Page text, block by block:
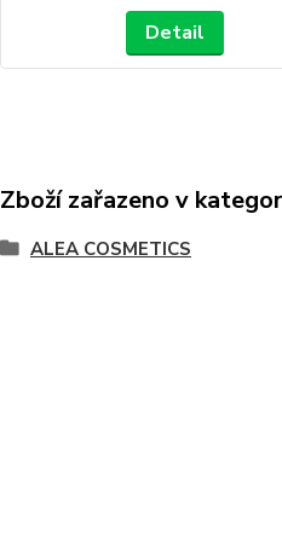
Detail
Zboží zařazeno v
ALEA COSMETICS